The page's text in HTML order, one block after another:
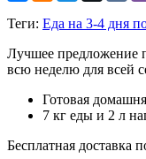
Теги: Еда на 3-4 дня
Лучшее предложение
всю неделю для всей
Готовая
7 кг еды и 2 л
Бесплатная